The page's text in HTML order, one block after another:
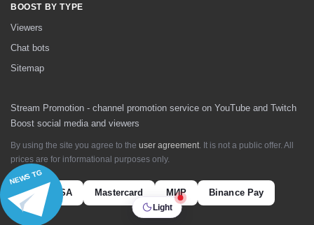
Light
NEWS TG
BOOST BY TYPE
Viewers
Chat bots
Sitemap
Stream Promotion - channel promotion service on YouTube and Twitch
Boost social media and viewers
By using the site you agree to the user agreement . It is not a public offer. All
prices are for informational purposes only.
VISA Mastercard МИР Binance Pay